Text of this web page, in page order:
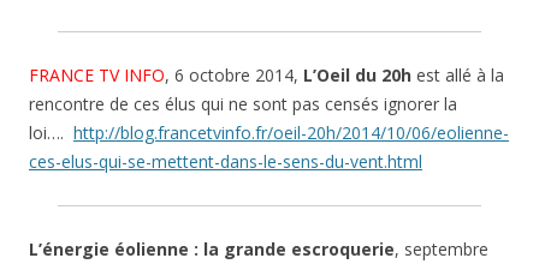
FRANCE TV INFO, 6 octobre 2014, L’Oeil du 20h est allé à la
rencontre de ces élus qui ne sont pas censés ignorer la
loi…. http://blog.francetvinfo.fr/oeil-20h/2014/10/06/eolienne-
ces-elus-qui-se-mettent-dans-le-sens-du-vent.html
L’énergie éolienne : la grande escroquerie, septembre